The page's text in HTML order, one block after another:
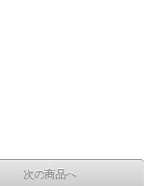
次の商品へ